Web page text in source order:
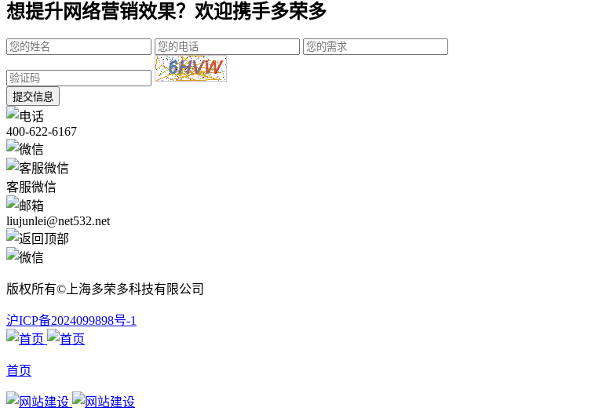
想提升网络营销效果？欢迎携手多荣多
提交信息
400-622-6167
客服微信
liujunlei@net532.net
版权所有©上海多荣多科技有限公司
沪ICP备2024099898号-1
首页